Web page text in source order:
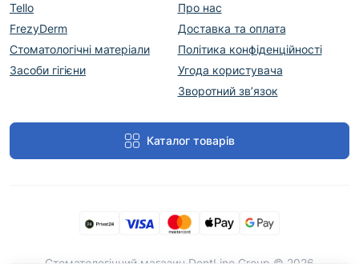
Tello
FrezyDerm
Стоматологічні матеріали
Засоби гігієни
Про нас
Доставка та оплата
Політика конфіденційності
Угода користувача
Зворотний зв’язок
Каталог товарів